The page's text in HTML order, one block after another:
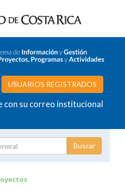
USUARIOS REGISTRADOS
con su correo institucional